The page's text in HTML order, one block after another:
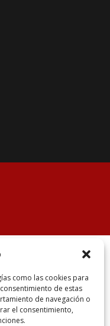
como las cookies para
de estas
de navegación o
el consentimiento,